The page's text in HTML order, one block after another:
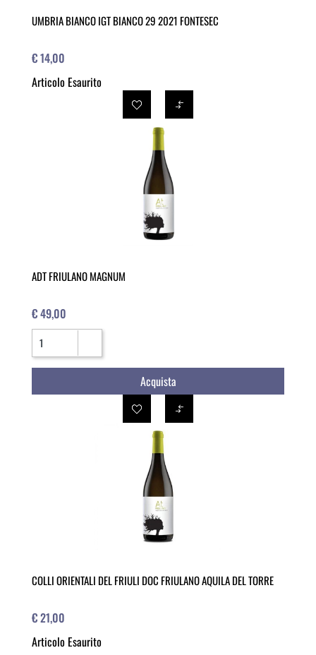
UMBRIA BIANCO IGT BIANCO 29 2021 FONTESEC
€ 14,00
Articolo Esaurito
ADT FRIULANO MAGNUM
€ 49,00
Quantità
Acquista
COLLI ORIENTALI DEL FRIULI DOC FRIULANO AQUILA DEL TORRE
€ 21,00
Articolo Esaurito